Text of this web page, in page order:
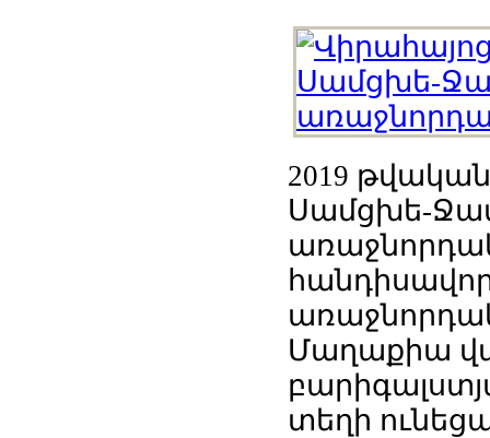
2019
Սամցխե-
Մաղաքիա
տեղի